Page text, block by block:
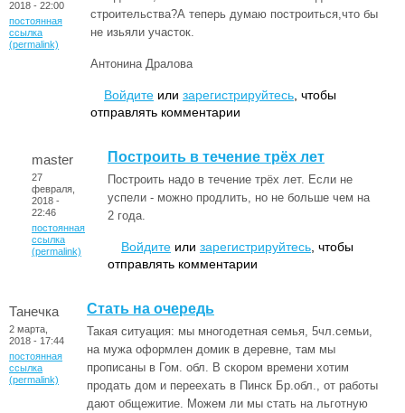
2018 - 22:00
постоянная
ссылка
(permalink)
строительства?А теперь думаю построиться,что бы
не изьяли участок.
Антонина Дралова
Войдите или зарегистрируйтесь , чтобы
отправлять комментарии
master
27
февраля,
2018 -
22:46
постоянная
ссылка
(permalink)
Построить в течение трёх лет
Построить надо в течение трёх лет. Если не
успели - можно продлить, но не больше чем на
2 года.
Войдите или зарегистрируйтесь , чтобы
отправлять комментарии
Танечка
2 марта,
2018 - 17:44
постоянная
ссылка
(permalink)
Стать на очередь
Такая ситуация: мы многодетная семья, 5чл.семьи,
на мужа оформлен домик в деревне, там мы
прописаны в Гом. обл. В скором времени хотим
продать дом и переехать в Пинск Бр.обл., от работы
дают общежитие. Можем ли мы стать на льготную